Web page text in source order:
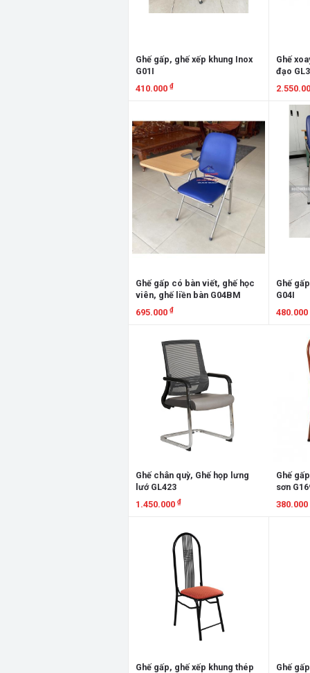
Ghế gấp, ghế xếp khung Inox
G01I
410.000 ₫
Ghế
đạo
Xem
Ghế gấp có bàn viết, ghế học
viên, ghế liền bàn G04BM
695.000 ₫
Ghế
G04I
480.000
Ghế chân quỳ, Ghế họp lưng
lướ GL423
1.450.000 ₫
Ghế
sơn
380.000
Ghế gấp, ghế xếp khung thép
Ghế